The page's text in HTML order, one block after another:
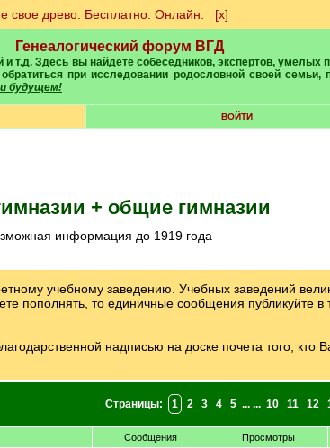
свое древо. Бесплатно. Онлайн. [х]
Генеалогический форум ВГД
при исследовании родословной своей
будущем!
ВОЙТИ
+ общие гимназии
информация до 1919 года
учебному заведению. Учебных заведений
пополнять, то единичные сообщения публикуйте в
надписью на доске почета того, кто
Страницы: 1 2 3 4 5 ... ... 10 11 12
Сообщения Просмотры